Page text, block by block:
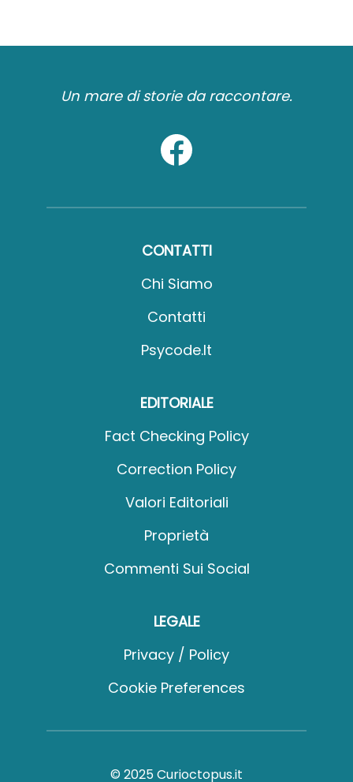
Un mare di storie da raccontare.
CONTATTI
Chi Siamo
Contatti
Psycode.it
EDITORIALE
Fact Checking Policy
Correction Policy
Valori Editoriali
Proprietà
Commenti Sui Social
LEGALE
Privacy / Policy
Cookie Preferences
© 2025 Curioctopus.it